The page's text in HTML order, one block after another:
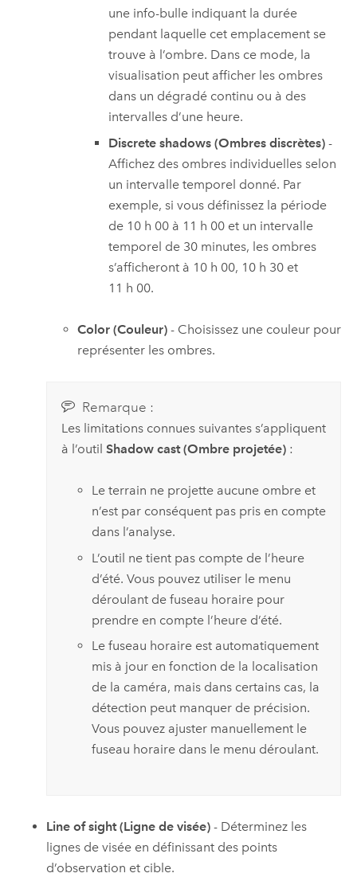
une info-bulle indiquant la durée
pendant laquelle cet emplacement se
trouve à l’ombre. Dans ce mode, la
visualisation peut afficher les ombres
dans un dégradé continu ou à des
intervalles d’une heure.
Discrete shadows (Ombres discrètes)-
Affichez des ombres individuelles selon
un intervalle temporel donné. Par
exemple, si vous définissez la période
de 10 h 00 à 11 h 00 et un intervalle
temporel de 30 minutes, les ombres
s’afficheront à 10 h 00, 10 h 30 et
11 h 00.
Color (Couleur) - Choisissez une couleur pour
représenter les ombres.
Remarque :
Les limitations connues suivantes s’appliquent
à l’outil Shadow cast (Ombre projetée):
Le terrain ne projette aucune ombre et
n’est par conséquent pas pris en compte
dans l’analyse.
L’outil ne tient pas compte de l’heure
d’été. Vous pouvez utiliser le menu
déroulant de fuseau horaire pour
prendre en compte l’heure d’été.
Le fuseau horaire est automatiquement
mis à jour en fonction de la localisation
de la caméra, mais dans certains cas, la
détection peut manquer de précision.
Vous pouvez ajuster manuellement le
fuseau horaire dans le menu déroulant.
Line of sight (Ligne de visée) - Déterminez les
lignes de visée en définissant des points
d’observation et cible.